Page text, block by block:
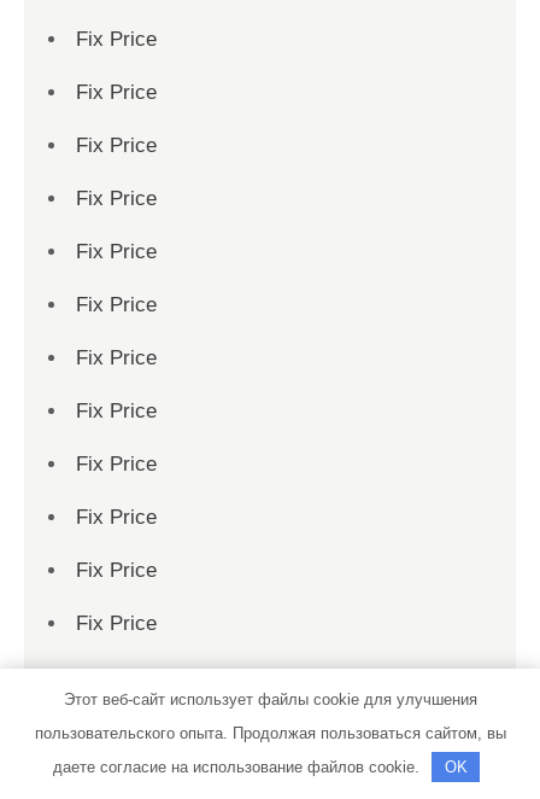
Fix Price
Fix Price
Fix Price
Fix Price
Fix Price
Fix Price
Fix Price
Fix Price
Fix Price
Fix Price
Fix Price
Fix Price
Fix Price
Fix Price
Этот веб-сайт использует файлы cookie для улучшения
пользовательского опыта. Продолжая пользоваться сайтом, вы
даете согласие на использование файлов cookie.
OK